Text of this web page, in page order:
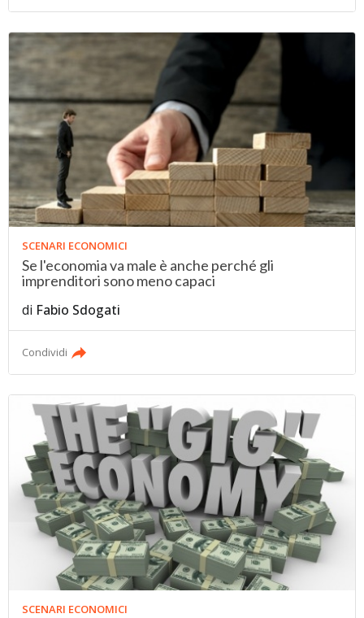
SCENARI ECONOMICI
Se l'economia va male è anche perché gli
imprenditori sono meno capaci
di Fabio Sdogati
Condividi
SCENARI ECONOMICI